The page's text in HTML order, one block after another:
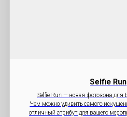
Selfie Run
Selfie Run — новая фотозона для
Чем можно удивить самого
отличный атрибут для вашего